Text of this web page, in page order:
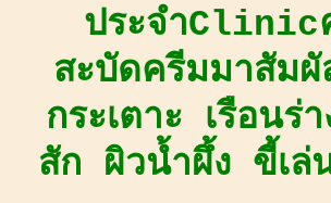
ประจำClinic
สะบัดครีมมาสัมผั
กระเตาะ เรือน
สัก ผิวน้ำผึ้ง ขี้เล่